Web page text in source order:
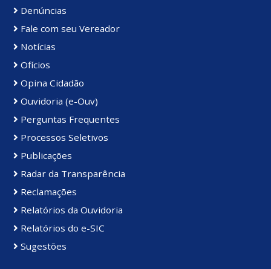
Denúncias
Fale com seu Vereador
Notícias
Ofícios
Opina Cidadão
Ouvidoria (e-Ouv)
Perguntas Frequentes
Processos Seletivos
Publicações
Radar da Transparência
Reclamações
Relatórios da Ouvidoria
Relatórios do e-SIC
Sugestões